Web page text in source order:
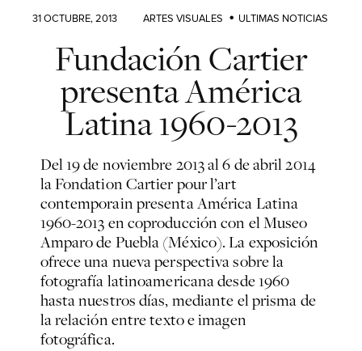
31 OCTUBRE, 2013 ARTES VISUALES ULTIMAS NOTICIAS
Fundación Cartier
presenta América
Latina 1960-2013
Del 19 de noviembre 2013 al 6 de abril 2014
la Fondation Cartier pour l’art
contemporain presentaAmérica Latina
1960-2013en coproducción con el Museo
Amparo de Puebla (México). La exposición
ofrece una nueva perspectiva sobre la
fotografía latinoamericana desde 1960
hasta nuestros días, mediante el prisma de
la relación entre texto e imagen
fotográfica.